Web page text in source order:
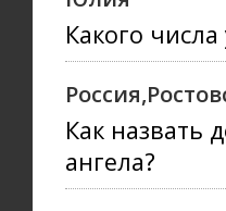
Какого
Как назвать
ангела?